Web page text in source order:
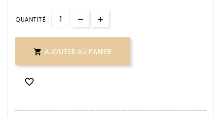
QUANTITÉ :
 AJOUTER AU PANIER
